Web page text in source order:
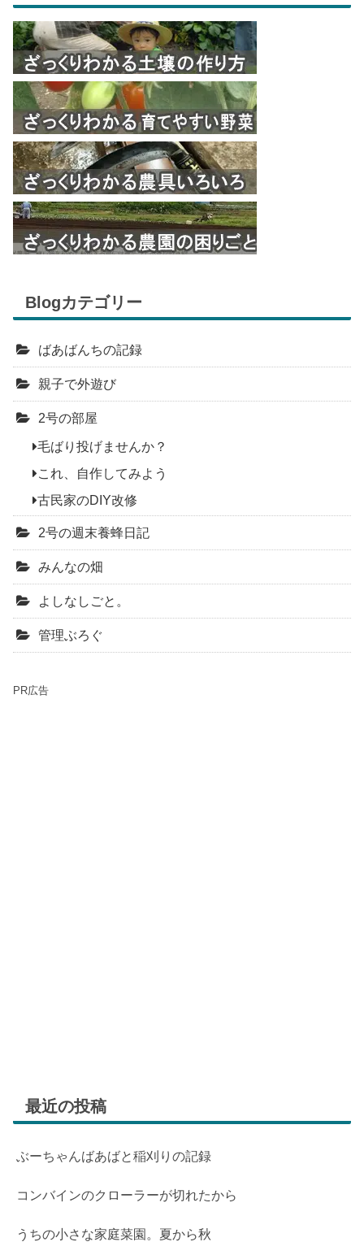
Blogカテゴリー
ばあばんちの記録
親子で外遊び
2号の部屋
毛ばり投げませんか？
これ、自作してみよう
古民家のDIY改修
2号の週末養蜂日記
みんなの畑
よしなしごと。
管理ぶろぐ
PR広告
最近の投稿
ぶーちゃんばあばと稲刈りの記録
コンバインのクローラーが切れたから
うちの小さな家庭菜園。夏から秋